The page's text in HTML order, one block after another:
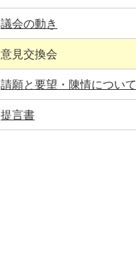
議会の動き
意見交換会
請願と要望・陳情について
提言書